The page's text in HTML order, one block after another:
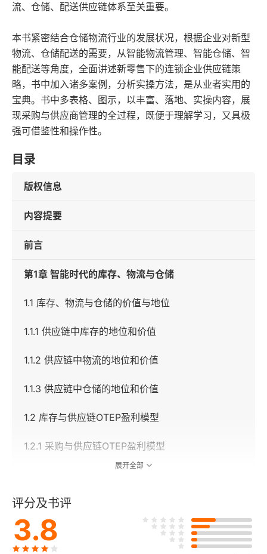
流、仓储、配送供应链体系至关重要。
本书紧密结合仓储物流行业的发展状况，根据企业对新型
物流、仓储配送的需要，从智能物流管理、智能仓储、智
能配送等角度，全面讲述新零售下的连锁企业供应链策
略，书中加入诸多案例，分析实操方法，是从业者实用的
宝典。书中多表格、图示，以丰富、落地、实操内容，展
现采购与供应商管理的全过程，既便于理解学习，又具极
强可借鉴性和操作性。
目录
版权信息
内容提要
前言
第1章 智能时代的库存、物流与仓储
1.1 库存、物流与仓储的价值与地位
1.1.1 供应链中库存的地位和价值
1.1.2 供应链中物流的地位和价值
1.1.3 供应链中仓储的地位和价值
1.2 库存与供应链OTEP盈利模型
1.2.1 采购与供应链OTEP盈利模型
1.2.3 OTEP模型基于企业竞争战略的四大供应链逻
辑分解
1.2.4 OTEP模型基于四大采购战略与供应链逻辑分
展开全部
评分及书评
3.8